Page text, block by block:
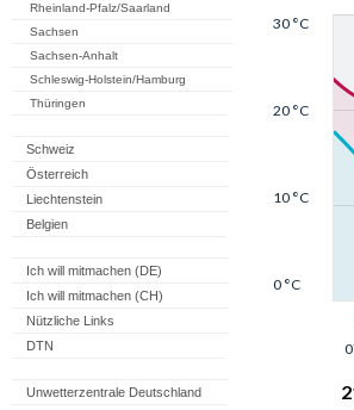
Rheinland-Pfalz/Saarland
Sachsen
Sachsen-Anhalt
Schleswig-Holstein/Hamburg
Thüringen
Schweiz
Österreich
Liechtenstein
Belgien
Ich will mitmachen (DE)
Ich will mitmachen (CH)
Nützliche Links
DTN
Unwetterzentrale Deutschland